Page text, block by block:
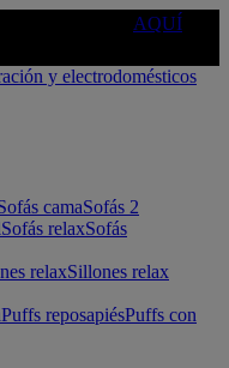
AQUÍ
camaSofás 2
Sofás relaxSofás
relaxSillones relax
Puffs reposapiésPuffs con